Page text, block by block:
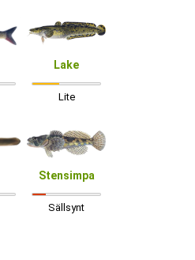
Lake
Lite
Stensimpa
Sällsynt